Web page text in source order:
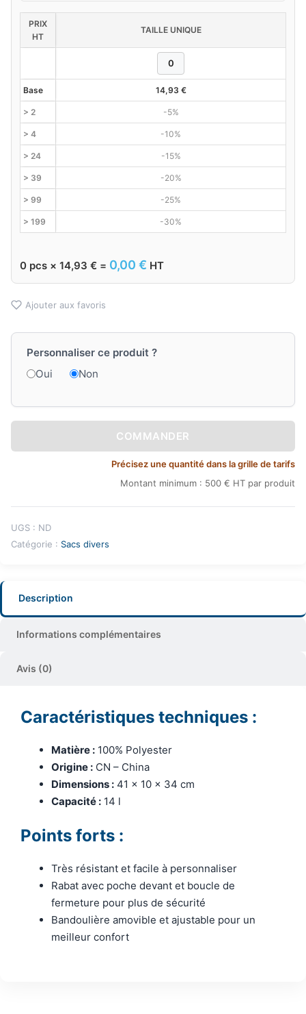
PRIX
HT
TAILLE UNIQUE
Base 14,93 €
> 2 -5%
> 4 -10%
> 24 -15%
> 39 -20%
> 99 -25%
> 199 -30%
0 pcs × 14,93 € = 0,00 € HT
Ajouter aux favoris
Personnaliser ce produit ?
Oui
Non
COMMANDER
Précisez une quantité dans la grille de tarifs
Montant minimum : 500 € HT par produit
UGS : ND
Catégorie : Sacs divers
Description
Informations complémentaires
Avis (0)
Caractéristiques techniques :
Matière : 100% Polyester
Origine : CN – China
Dimensions : 41 x 10 x 34 cm
Capacité : 14 l
Points forts :
Très résistant et facile à personnaliser
Rabat avec poche devant et boucle de
fermeture pour plus de sécurité
Bandoulière amovible et ajustable pour un
meilleur confort